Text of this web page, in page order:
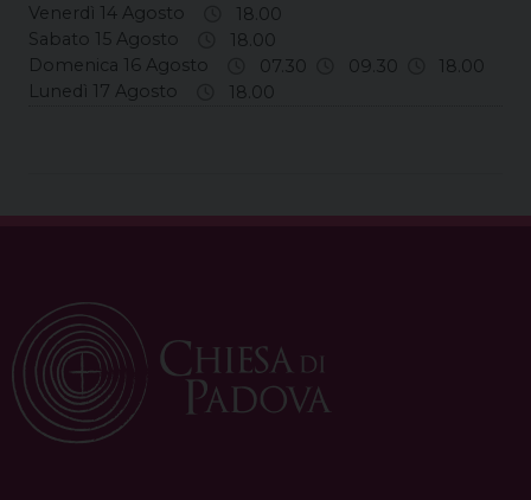
Venerdì 14 Agosto
18.00
Sabato 15 Agosto
18.00
Domenica 16 Agosto
07.30 09.30
18.00
Lunedì 17 Agosto
18.00